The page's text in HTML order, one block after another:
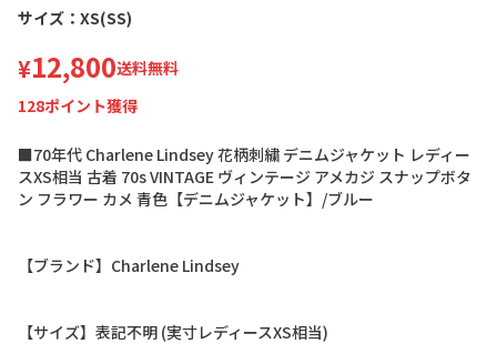
サイズ： XS(SS)
¥12,800送料無料
128ポイント獲得
■70年代 Charlene Lindsey花柄刺繍 デニムジャケッ ト レディ ー
スXS相当 古着 70sVINTAGE ヴィ ンテージ アメカジ スナップボタ
ン フラ ワー カメ 青色 【デニムジャケッ ト】 /ブルー
【ブラ ン ド】 Charlene Lindsey
【サイズ】 表記不明 (実寸レディ ースXS相当)